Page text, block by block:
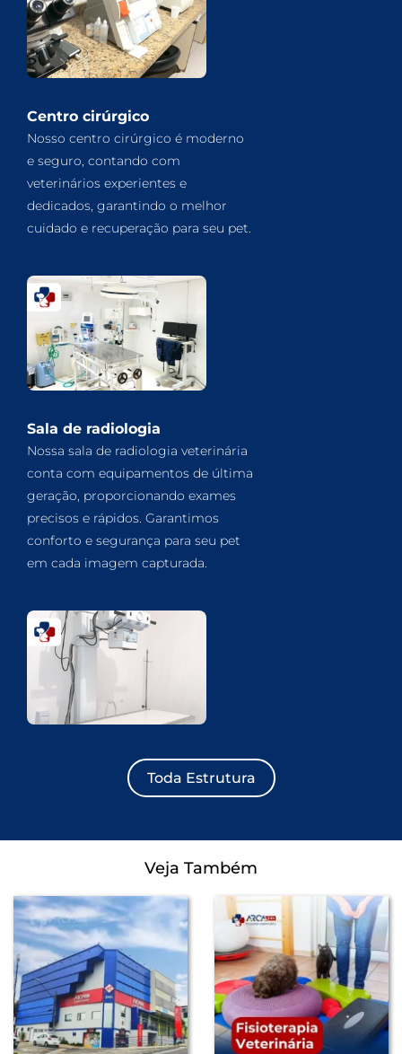
Centro cirúrgico
Nosso centro cirúrgico é moderno
e seguro, contando com
veterinários experientes e
dedicados, garantindo o melhor
cuidado e recuperação para seu pet.
Sala de radiologia
Nossa sala de radiologia veterinária
conta com equipamentos de última
geração, proporcionando exames
precisos e rápidos. Garantimos
conforto e segurança para seu pet
em cada imagem capturada.
Toda Estrutura
Veja Também